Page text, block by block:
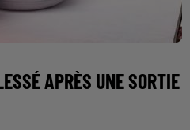
APRÈS UNE SORTIE